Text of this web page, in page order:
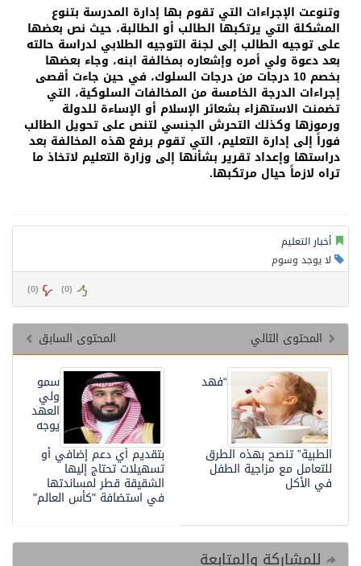
وتنوعت الإجراءات التي تقوم بها إدارة المدرسة بتنوع
المشكلة التي يرتكبها الطالب أو الطالبة، حيث نص بعضها
على توجيه الطالب إلى لجنة التوجيه الطلابي لدراسة حالته
بعد دعوة ولي أمره وإشعاره بمخالفة ابنه، وجاء بعضها
بخصم 10 درجات من درجات السلوك، في حين جاءت أقصى
إجراءات الدرجة الخامسة من المخالفات السلوكية، التي
تضمنت الاستهزاء بشعائر الإسلام أو الإساءة للدولة
ورموزها وكذلك التحرش الجنسي لتنص على تحويل الطالب
فوراً إلى إدارة التعليم، التي تقوم برفع هذه المخالفة بعد
دراستها وإعداد تقرير بشأنها إلى وزارة التعليم لاتخاذ ما
تراه لازماً حيال مرتكبها.
أخبار التعليم
لا يوجد وسوم
(
0
) (
0
)
المحتوى السابق
المحتوى التالي
سمو
ولي
العهد
يوجه
بتقديم أي دعم إضافي أو
تسهيلات تحتاج إليها
الشقيقة قطر لمساندتها
في استضافة "كأس العالم"
“فهد
الطبية” تنصح بهذه الطرق
للتعامل مع مزاجية الطفل
في الأكل
للمشاركة والمتابعة